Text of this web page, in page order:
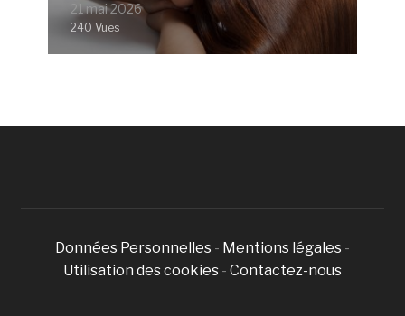
21 mai 2026
240 Vues
Données Personnelles - Mentions légales -
Utilisation des cookies - Contactez-nous